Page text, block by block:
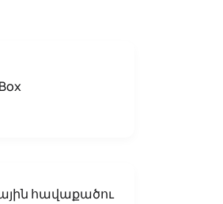
հավաքածու